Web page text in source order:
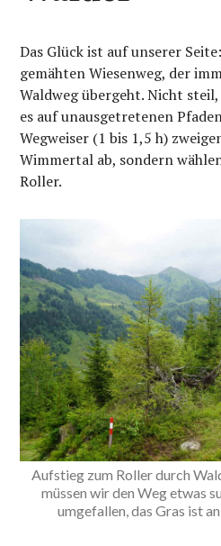
Das Glück ist auf unserer
gemähten Wiesenweg, der
Waldweg übergeht. Nicht
es auf unausgetretenen
Wegweiser (1 bis 1,5 h)
Wimmertal ab, sondern
Roller.
Aufstieg zum Roller durch
müssen wir den Weg etwas
umgefallen, das Gras ist